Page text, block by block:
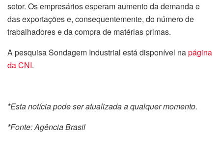
setor. Os empresários esperam aumento da demanda e
das exportações e, consequentemente, do número de
trabalhadores e da compra de matérias primas.
A pesquisa Sondagem Industrial está disponível napágina
da CNI.
*Esta notícia pode ser atualizada a qualquer momento.
*Fonte: Agência Brasil